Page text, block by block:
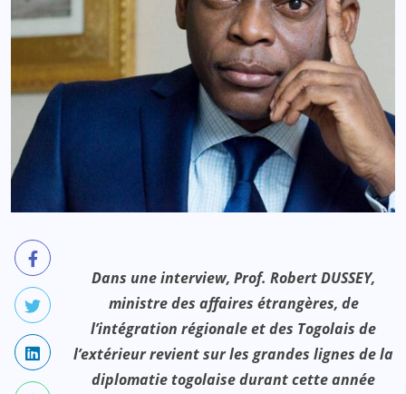
Dans une interview, Prof. Robert DUSSEY,
ministre des affaires étrangères, de
l’intégration régionale et des Togolais de
l’extérieur revient sur les grandes lignes de la
diplomatie togolaise durant cette année